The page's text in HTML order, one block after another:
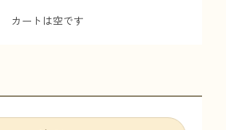
カートは空です